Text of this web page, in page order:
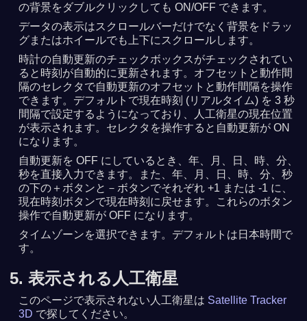
の背景をダブルクリックしても ON/OFF できます。
データの表示はスクロールバーだけでなく背景をドラッ
グまたはホイールでも上下にスクロールします。
時計の自動更新のチェックボックスがチェックされてい
ると時刻が自動的に更新されます。オフセットと動作間
隔のセレクタで自動更新のオフセットと動作間隔を操作
できます。デフォルトで現在時刻 (リアルタイム) を 3 秒
間隔で設定するようになっており、人工衛星の現在位置
が表示されます。セレクタを操作すると自動更新が ON
になります。
自動更新を OFF にしているとき、年、月、日、時、分、
秒を直接入力できます。また、年、月、日、時、分、秒
の下の＋ボタンと－ボタンでそれぞれ +1 または -1 に、
現在時刻ボタンで現在時刻に戻せます。これらのボタン
操作で自動更新が OFF になります。
タイムゾーンを選択できます。デフォルトは日本時間で
す。
5. 表示される人工衛星
このページで表示されない人工衛星は Satellite Tracker
3D で探してください。